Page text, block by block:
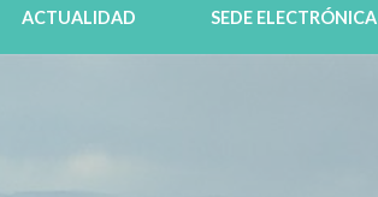
ACTUALIDAD SEDE ELECTRÓNICA